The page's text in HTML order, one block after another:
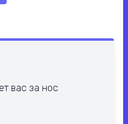
вас за нос